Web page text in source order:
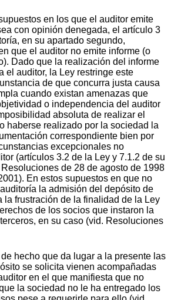
en los que el auditor emite
con opinión denegada, el artículo 3
en su apartado segundo,
que el auditor no emite informe (o
Dado que la realización del informe
el auditor, la Ley restringe este
de que concurra justa causa
cuando existan amenazas que
o independencia del auditor
absoluta de realizar el
haberse realizado por la sociedad la
correspondiente bien por
excepcionales no
(artículos 3.2 de la Ley y 7.1.2 de su
de 28 de agosto de 1998
En estos supuestos en que no
la admisión del depósito de
la frustración de la finalidad de la Ley
de los socios que instaron la
en su caso (vid. Resoluciones
hecho que da lugar a la presente las
se solicita vienen acompañadas
en el que manifiesta que no
la sociedad no le ha entregado los